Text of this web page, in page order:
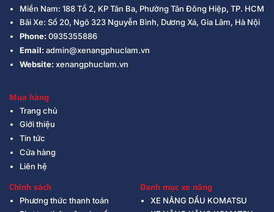
Miền Nam: 188 Tổ 2, KP Tân Ba, Phường Tân Đông Hiệp, TP. HCM
Bãi Xe: Số 20, Ngõ 323 Nguyễn Bình, Dương Xá, Gia Lâm, Hà Nội
Phone:0935355886
Email:admin@xenangphuclam.vn
Website:xenangphuclam.vn
Mua hàng
Trang chủ
Giới thiệu
Tin tức
Cửa hàng
Liên hệ
Chính sách
Phương thức thanh toán
Danh mục xe nâng
XE NÂNG DẦU KOMATSU